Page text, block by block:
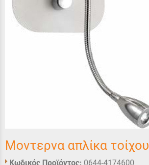
Μοντερνα απλίκα τοίχου
Κωδικός Προϊόντος: 0644-4174600